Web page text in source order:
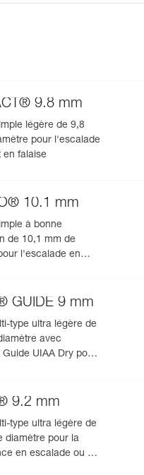
9.8 mm
légère de 9,8
pour l'escalade
en falaise
10.1 mm
à bonne
de 10,1 mm de
l'escalade en
GUIDE 9 mm
type ultra légère de
avec
UIAA Dry pour
9.2 mm
type ultra légère de
diamètre pour la
en escalade ou en